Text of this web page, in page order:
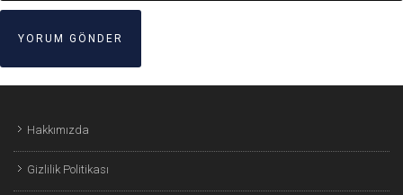
Hakkımızda
Gizlilik Politikası